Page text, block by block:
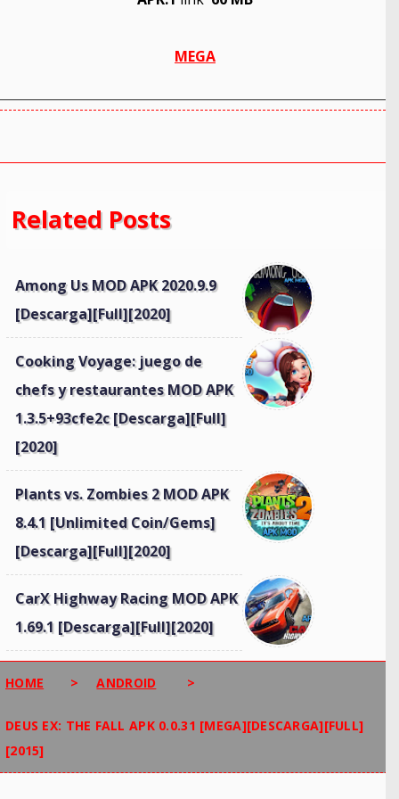
MEGA
Related Posts
Among Us MOD APK 2020.9.9
[Descarga][Full][2020]
Cooking Voyage: juego de
chefs y restaurantes MOD APK
1.3.5+93cfe2c [Descarga][Full]
[2020]
Plants vs. Zombies 2 MOD APK
8.4.1 [Unlimited Coin/Gems]
[Descarga][Full][2020]
CarX Highway Racing MOD APK
1.69.1 [Descarga][Full][2020]
HOME > ANDROID >
DEUS EX: THE FALL APK 0.0.31 [MEGA][DESCARGA][FULL]
[2015]